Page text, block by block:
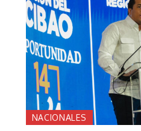
NACIONALES